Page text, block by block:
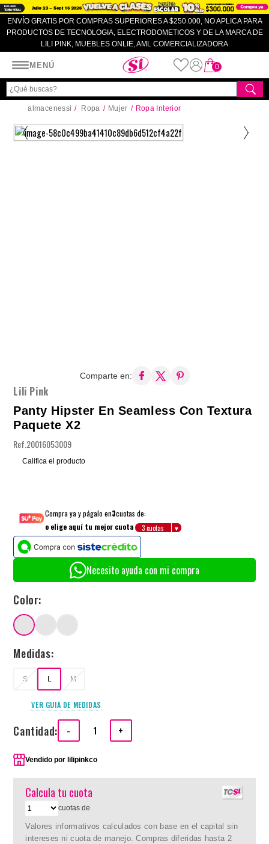
ENVÍO GRATIS POR COMPRAS SUPERIORES A $250.000, NO APLICA PARA
PRODUCTOS DE TECNOLOGIA, ELECTRODOMETICOS Y DE LA MARCA DE
LILI PINK, MUEBLES ONLIE, AML COMERCIALIZADORA
MENÚ
Almacenes SI
0
almacenessi Ropa Mujer Ropa Interior
Comparte en:
Lili Pink
Panty Hipster En Seamless Con Textura
Paquete X2
Ref. 20016053009
Califica el producto
Compra ya y págalo en3cuotas de:
o elige aquí tu mejor cuota
Necesito ayuda con mi compra
Color:
Medidas:
S L M
VER GUIA DE MEDIDAS
Cantidad: - +
Vendido porlilipinkco
Calcula tu cuota
cuotas de
Valores informativos calculados con base en el capital sin
intereses ni cuota de manejo. Compras diferidas hasta 2